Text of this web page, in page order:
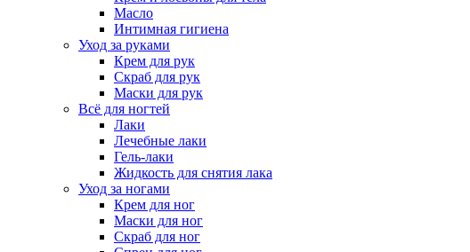
Масло
Интимная гигиена
Уход за руками
Крем для рук
Скраб для рук
Маски для рук
Всё для ногтей
Лаки
Лечебные лаки
Гель-лаки
Жидкость для снятия лака
Уход за ногами
Крем для ног
Маски для ног
Скраб для ног